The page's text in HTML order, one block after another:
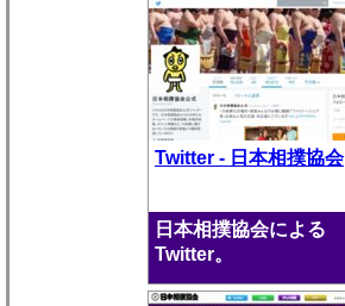
Twitter - 日本相撲協会
日本相撲協会による
Twitter。